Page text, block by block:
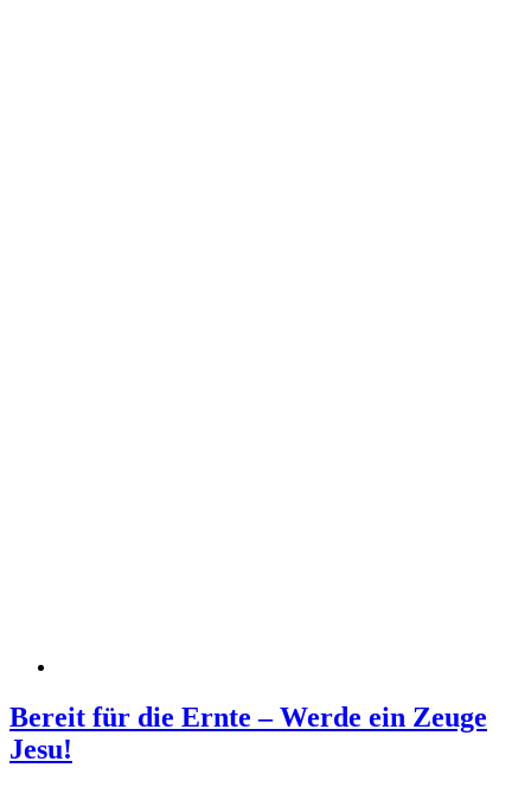
Bereit für die Ernte – Werde ein Zeuge
Jesu!